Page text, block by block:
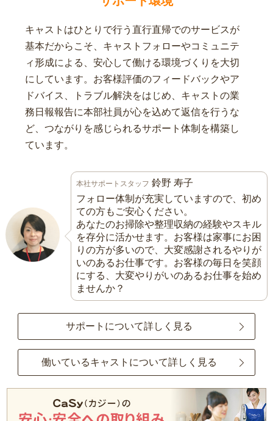
キャストはひとりで行う直行直帰でのサービスが
基本だからこそ、キャストフォローやコミュニテ
ィ形成による、安心して働ける環境づくりを大切
にしています。お客様評価のフィードバックやア
ドバイス、トラブル解決をはじめ、キャストの業
務日報報告に本部社員が心を込めて返信を行うな
ど、つながりを感じられるサポート体制を構築し
ています。
本社サポートスタッフ 鈴野 寿子
フォロー体制が充実していますので、初め
ての方もご安心ください。
あなたのお掃除や整理収納の経験やスキル
を存分に活かせます。お客様は家事にお困
りの方が多いので、大変感謝されるやりが
いのあるお仕事です。お客様の毎日を笑顔
にする、大変やりがいのあるお仕事を始め
ませんか？
サポートについて詳しく見る
働いているキャストについて詳しく見る